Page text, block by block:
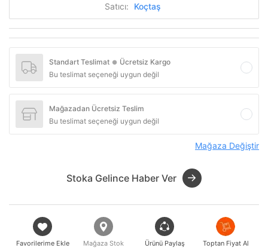
Satıcı: Koçtaş
Standart Teslimat ● Ücretsiz Kargo
Bu teslimat seçeneği uygun değil
Mağazadan Ücretsiz Teslim
Bu teslimat seçeneği uygun değil
Mağaza Değiştir
Stoka Gelince Haber Ver
Favorilerime Ekle
Mağaza Stok
Ürünü Paylaş Toptan Fiyat Al